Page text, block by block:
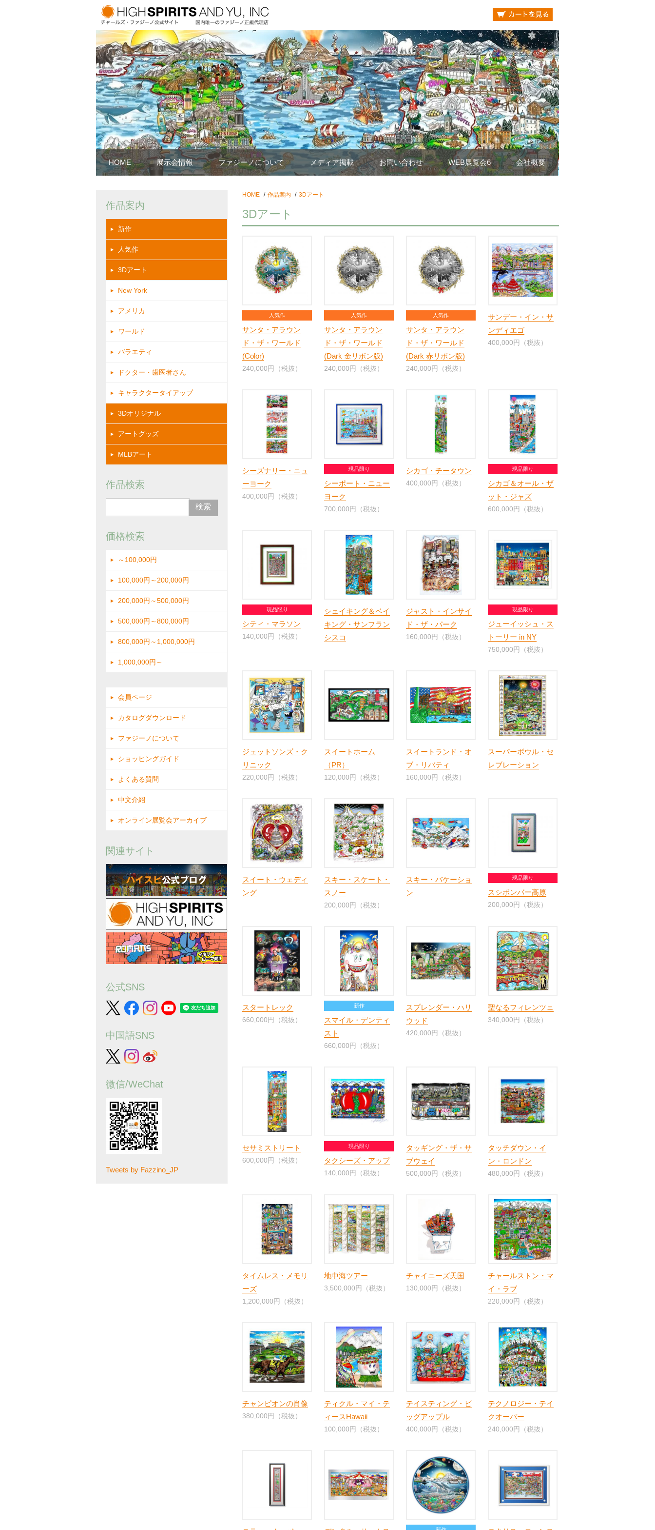
HOME 展示会情報 ファジーノについて メディア掲載 お問い合わせ WEB展覧会6 会社概要
HOME 作品案内 3Dアート
3Dアート
人気作
サンタ・アラウン
ド・ザ・ワールド
(Color)
240,000円（税抜）
人気作
サンタ・アラウン
ド・ザ・ワールド
(Dark 金リボン版)
240,000円（税抜）
人気作
サンタ・アラウン
ド・ザ・ワールド
(Dark 赤リボン版)
240,000円（税抜）
サンデー・イン・サ
ンディエゴ
400,000円（税抜）
シーズナリー・ニュ
ーヨーク
400,000円（税抜）
現品限り
シーポート・ニュー
ヨーク
700,000円（税抜）
シカゴ・チータウン
400,000円（税抜）
現品限り
シカゴ＆オール・ザ
ット・ジャズ
600,000円（税抜）
現品限り
シティ・マラソン
140,000円（税抜）
シェイキング＆ベイ
キング・サンフラン
シスコ
ジャスト・インサイ
ド・ザ・パーク
160,000円（税抜）
現品限り
ジューイッシュ・ス
トーリー in NY
750,000円（税抜）
ジェットソンズ・ク
リニック
220,000円（税抜）
スイートホーム
（PR）
120,000円（税抜）
スイートランド・オ
ブ・リバティ
160,000円（税抜）
スーパーボウル・セ
レブレーション
スイート・ウェディ
ング
スキー・スケート・
スノー
200,000円（税抜）
スキー・バケーショ
ン
現品限り
スシボンバー高原
200,000円（税抜）
スタートレック
660,000円（税抜）
新作
スマイル・デンティ
スト
660,000円（税抜）
スプレンダー・ハリ
ウッド
420,000円（税抜）
聖なるフィレンツェ
340,000円（税抜）
セサミストリート
600,000円（税抜）
現品限り
タクシーズ・アップ
140,000円（税抜）
タッギング・ザ・サ
ブウェイ
500,000円（税抜）
タッチダウン・イ
ン・ロンドン
480,000円（税抜）
タイムレス・メモリ
ーズ
1,200,000円（税抜）
地中海ツアー
3,500,000円（税抜）
チャイニーズ天国
130,000円（税抜）
チャールストン・マ
イ・ラブ
220,000円（税抜）
チャンピオンの肖像
380,000円（税抜）
ティクル・マイ・テ
ィースHawaii
100,000円（税抜）
テイスティング・ビ
ッグアップル
400,000円（税抜）
テクノロジー・テイ
クオーバー
240,000円（税抜）
作品案内
新作
人気作
3Dアート
New York
アメリカ
ワールド
バラエティ
ドクター・歯医者さん
キャラクタータイアップ
3Dオリジナル
アートグッズ
MLBアート
作品検索
価格検索
～100,000円
100,000円～200,000円
200,000円～500,000円
500,000円～800,000円
800,000円～1,000,000円
1,000,000円～
会員ページ
カタログダウンロード
ファジーノについて
ショッピングガイド
よくある質問
中文介紹
オンライン展覧会アーカイブ
関連サイト
公式SNS
中国語SNS
微信/WeChat
Tweets by Fazzino_JP